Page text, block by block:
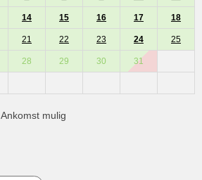
14 15 16 17 18
21 22 23 24 25
28 29 30 31
Ankomst mulig